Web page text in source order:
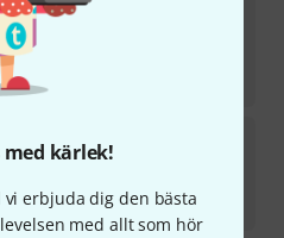
med kärlek!
vi erbjuda dig den bästa
med allt som hör
SB
21